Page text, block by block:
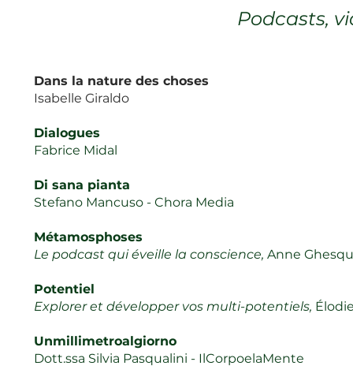
Podcasts,
Dans la nature des choses
Isabelle Giraldo
Dialogues
Fabrice Midal
Di sana pianta
Stefano Mancuso - Chora Media
Métamosphoses
Le podcast qui éveille la conscience, Anne
Potentiel
Explorer et développer vos multi-potentiels,
Unmillimetroalgiorno
Dott.ssa Silvia Pasqualini - IlCorpoelaMente